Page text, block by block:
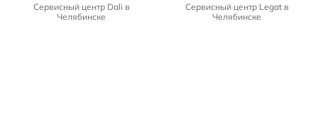
Сервисный центр Dali в
Челябинске
Сервисный центр Legat в
Челябинске